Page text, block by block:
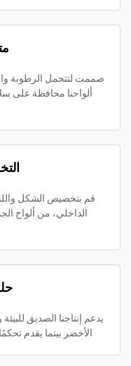
صممت لتتحمل الرطوبة
ألواحنا محافظة على
قم بتخصيص الشكل
الداخلي، من ألواح
يدعم إنتاجنا الصديق للبيئة
الأخضر بينما يقدم